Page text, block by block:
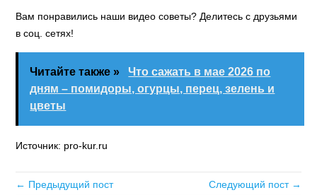
Вам понравились наши видео советы? Делитесь с друзьями
в соц. сетях!
Читайте также »
Что сажать в мае 2026 по
дням – помидоры, огурцы, перец, зелень и
цветы
Источник: pro-kur.ru
← Предыдущий пост Следующий пост →